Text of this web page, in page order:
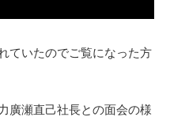
ていたのでご覧になった方
廣瀬直己社­長との面会の様